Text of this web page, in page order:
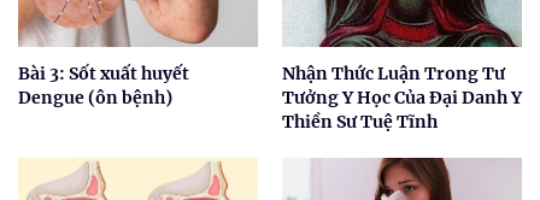
Bài 3: Sốt xuất huyết
Dengue (ôn bệnh)
Nhận Thức Luận Trong Tư
Tưởng Y Học Của Đại Danh Y
Thiền Sư Tuệ Tĩnh